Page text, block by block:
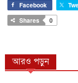
Facebook
Shares
0
আরও পড়ুন